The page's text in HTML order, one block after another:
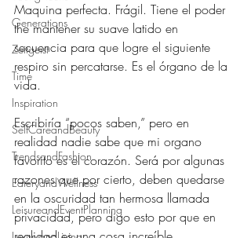
Generations
Zeitgeist
Time
Inspiration
SelfCareandBeauty
TrendsandFashion
EateryandWellness
LeisureandEventPlanning
Maquina perfecta. Frágil. Tiene el poder
the mantener su suave latido en
secuencia para que logre el siguiente
respiro sin percatarse. Es el órgano de la
vida.
Escribiría “pocos saben,” pero en
realidad nadie sabe que mi organo
favorito es el corazón. Será por algunas
razones que por cierto, deben quedarse
en la oscuridad tan hermosa llamada
privacidad, pero digo esto por que en